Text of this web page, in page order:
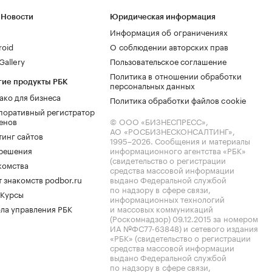
продукты РБК
для бизнеса
регистратор
сайтов
знакомств podbor.ru
управления РБК
Юридическая информация
Информация об ограничениях
О соблюдении авторских прав
Пользовательское соглашение
Политика в отношении обработки
персональных данных
Политика обработки файлов cookie
© ООО «БИЗНЕСПРЕСС»,
АО «РОСБИЗНЕСКОНСАЛТИНГ»,
1995–2026. Сообщения и материалы
информационного агентства «РБК»
(свидетельство о регистрации
средства массовой информации
выдано Федеральной службой
по надзору в сфере связи,
информационных технологий
и массовых коммуникаций
(Роскомнадзор) 09.12.2015 за номером
ИА №ФС77-63848) и сетевого издания
«РБК» (свидетельство о регистрации
средства массовой информации
выдано Федеральной службой
по надзору в сфере связи,